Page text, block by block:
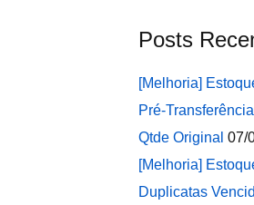
Posts
[Melhoria]
Pré-
Qtde Original 07/
[Melhoria]
Duplicatas